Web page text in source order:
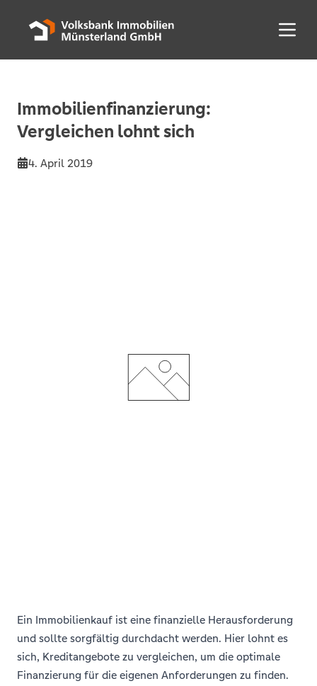
Menü
Immobilienfinanzierung:
Vergleichen lohnt sich
4. April 2019
Ein Immobilienkauf ist eine finanzielle Herausforderung
und sollte sorgfältig durchdacht werden. Hier lohnt es
sich, Kreditangebote zu vergleichen, um die optimale
Finanzierung für die eigenen Anforderungen zu finden.